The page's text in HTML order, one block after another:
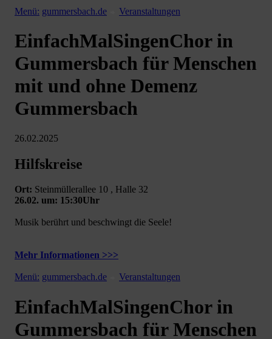
Menü: gummersbach.de Veranstaltungen
EinfachMalSingenChor in
Gummersbach für Menschen
mit und ohne Demenz
Gummersbach
26.02.2025
Hilfskreise
Ort: Steinmüllerallee 10 , Halle 32
26.02. um: 15:30Uhr
Musik berührt und beschwingt die Seele!
Mehr Informationen >>>
Menü: gummersbach.de Veranstaltungen
EinfachMalSingenChor in
Gummersbach für Menschen